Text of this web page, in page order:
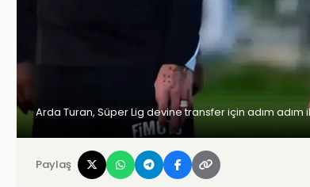
Arda Turan, Süper Lig devine transfer için adım adım
Paylaş